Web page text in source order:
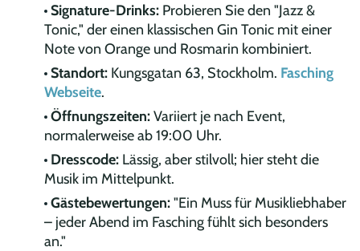
Signature-Drinks: Probieren Sie den "Jazz &
Tonic," der einen klassischen Gin Tonic mit einer
Note von Orange und Rosmarin kombiniert.
Standort: Kungsgatan 63, Stockholm. Fasching
Webseite.
Öffnungszeiten:Variiert je nach Event,
normalerweise ab 19:00 Uhr.
Dresscode: Lässig, aber stilvoll; hier steht die
Musik im Mittelpunkt.
Gästebewertungen:"Ein Muss für Musikliebhaber
– jeder Abend im Fasching fühlt sich besonders
an."